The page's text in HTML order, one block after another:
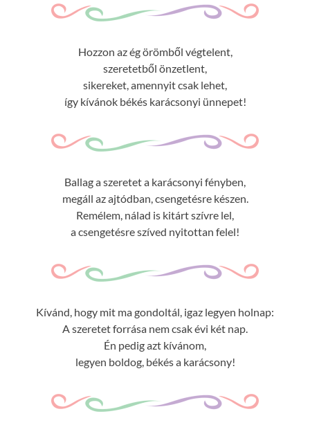
Hozzon az ég örömből végtelent,
szeretetből önzetlent,
sikereket, amennyit csak lehet,
így kívánok békés karácsonyi ünnepet!
Ballag a szeretet a karácsonyi fényben,
megáll az ajtódban, csengetésre készen.
Remélem, nálad is kitárt szívre lel,
a csengetésre szíved nyitottan felel!
Kívánd, hogy mit ma gondoltál, igaz legyen holnap:
A szeretet forrása nem csak évi két nap.
Én pedig azt kívánom,
legyen boldog, békés a karácsony!